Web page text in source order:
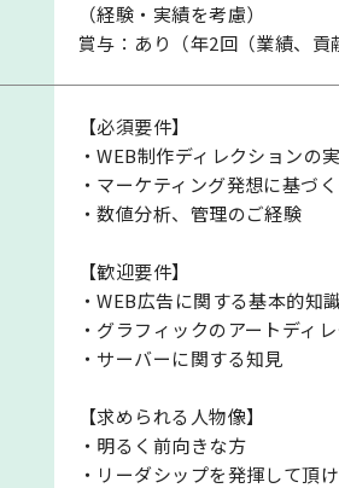
（経験・実績を考慮）
賞与：あり（年2回（業績、貢
【必須要件】
・WEB制作ディレクションの
・マーケティング発想に基づ
・数値分析、管理のご経験
【歓迎要件】
・WEB広告に関する基本的知
・グラフィックのアートディ
・サーバーに関する知見
【求められる人物像】
・明るく前向きな方
・リーダシップを発揮して頂